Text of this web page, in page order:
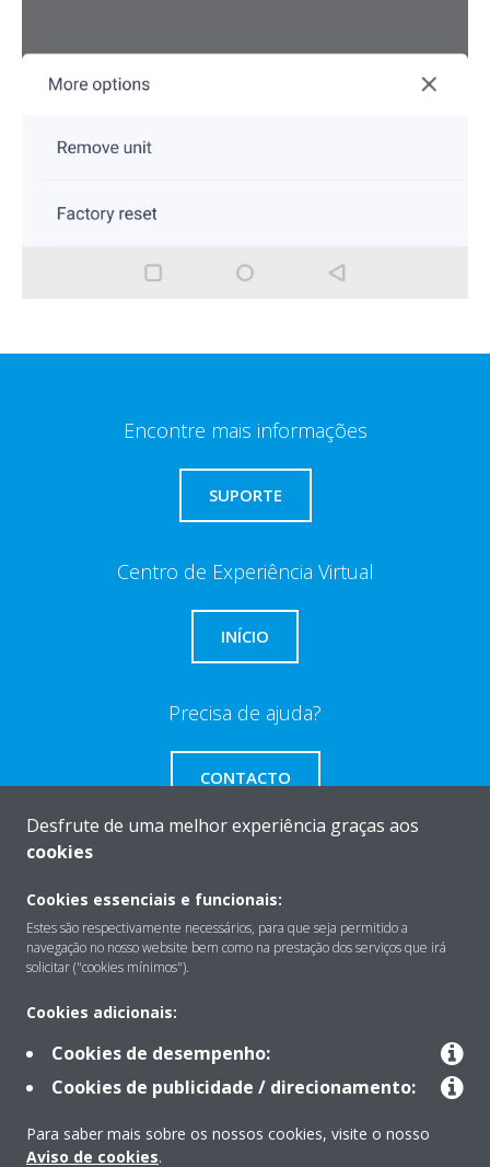
Encontre mais informações
SUPORTE
Centro de Experiência Virtual
INÍCIO
Precisa de ajuda?
CONTACTO
Sobre
Contacto
Produtos
Desfrute de uma melhor experiência graças aos
cookies
Cookies essenciais e funcionais:
Estes são respectivamente necessários, para que seja permitido a
navegação no nosso website bem como na prestação dos serviços que irá
solicitar ("cookies mínimos").
Cookies adicionais:
Cookies de desempenho:
Cookies de publicidade / direcionamento:
Para saber mais sobre os nossos cookies, visite o nosso
Aviso de cookies.